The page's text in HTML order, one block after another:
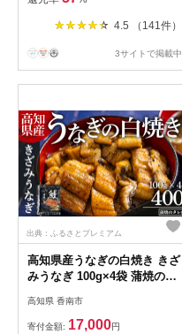
免疫力アップ 乳酸菌 ご当地
牛乳グランプリ 最高金賞 ご
き 熊本 阿蘇 南小国町 送料無
料
4.5 （141件）
3サイトで掲載中
出典：ふるさとプレミアム
高知県産うなぎの白焼き きざ
みうなぎ 100g×4袋 蒲焼のタ
サイズ カット アレンジ うな
ぎ茶漬け ひつまぶし うな丼
高知県 香南市
寄付金額: 17,000円